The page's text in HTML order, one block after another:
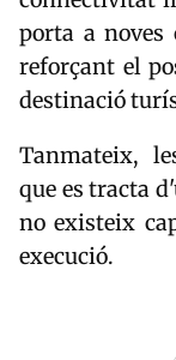
porta a noves
reforçant el
destinació
Tanmateix,
que es tracta
no existeix
execució.